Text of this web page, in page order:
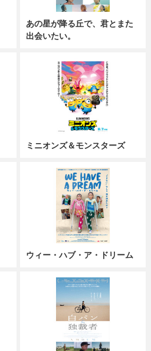
あの星が降る丘で、君とまた
出会いたい。
ミニオンズ＆モンスターズ
ウィー・ハブ・ア・ドリーム